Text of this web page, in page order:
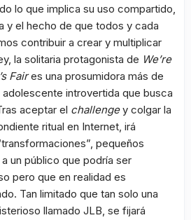
lo que implica su uso compartido,
y el hecho de que todos y cada
contribuir a crear y multiplicar
la solitaria protagonista de We’re
Faires una prosumidora más de
introvertida que busca
aceptar el challengey colgar la
ritual en Internet, irá
pequeños
un público que podría ser
pero que en realidad es
Tan limitado que tan solo una
llamado JLB, se fijará